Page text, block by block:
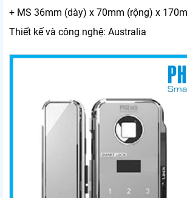
+ MS 36mm (dày) x 70mm (rộng) x
Thiết kế và công nghệ: Australia